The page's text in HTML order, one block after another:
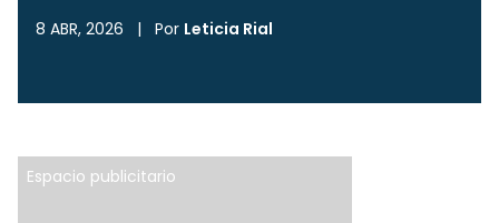
8 ABR, 2026 | Por Leticia Rial
Espacio publicitario